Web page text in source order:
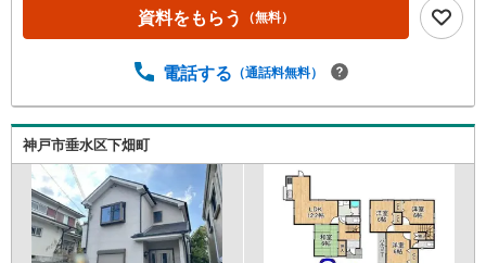
小学校まで徒歩約8分・神戸市立塩屋中学校まで徒歩約17分
弊社が選ばれる理由 1.お金の扱い方のプロ、ファイナンシ
も対応できる売却専門チームあり！3.たくさんの銀行と繋
物件のお引渡し後に必要になったお家のリフォームも弊社
のリフォームプランナーがご提案！5.定期的にご連絡を繋
ぎ、有事の際に迅速にサポートいたします弊社は専門家同
士が連携をとっているため、より多くの知見がございま
す。お気軽にお問合せください！
資料をもらう （無料）
電話する （通話料無料）
神戸市垂水区下畑町